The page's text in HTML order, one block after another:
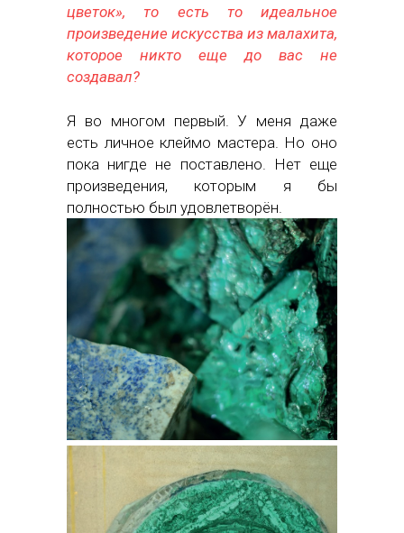
цветок», то есть то идеальное
произведение искусства из малахита,
которое никто еще до вас не
создавал?
Я во многом первый. У меня даже
есть личное клеймо мастера. Но оно
пока нигде не поставлено. Нет еще
произведения, которым я бы
полностью был удовлетворён.